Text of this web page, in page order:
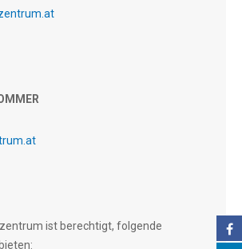
ist berechtigt, folgende